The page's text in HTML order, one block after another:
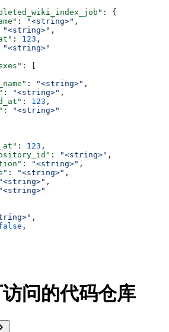
: {
: "<string>" ,
"<string>" ,
: 123 ,
"<string>"
: [
: "<string>" ,
: "<string>" ,
: 123 ,
:
"<string>"
: 123 ,
: "<string>" ,
: "<string>" ,
: "<string>" ,
"<string>" ,
"<string>"
,
,
问的代码仓库